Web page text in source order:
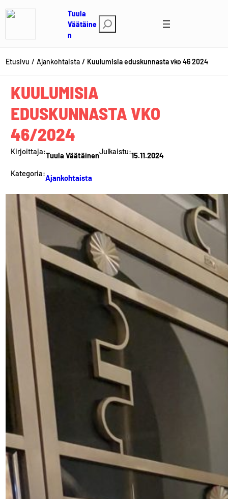
sisältöön
Tuula
Väätäine
n
t
s
i
Etusivu Ajankohtaista Kuulumisia eduskunnasta vko 46 2024
KUULUMISIA
EDUSKUNNASTA VKO
46/2024
Kirjoittaja:Tuula VäätäinenJulkaistu:15.11.2024
Kategoria:Ajankohtaista